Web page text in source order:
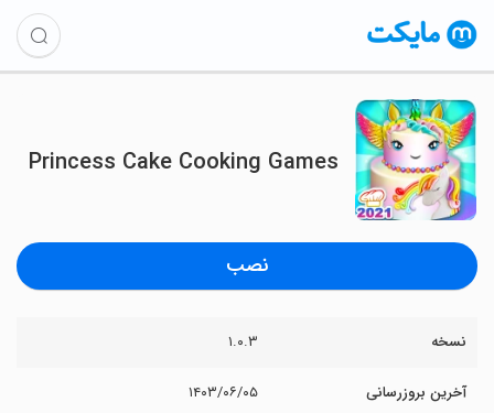
Princess Cake Cooking Games
نصب
نسخه ۱.۰.۳
آخرین بروزرسانی ۱۴۰۳/۰۶/۰۵